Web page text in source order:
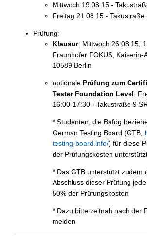
Mittwoch 19.08.15 -
Freitag 21.08.15 - Takustraße
Prüfung:
Klausur: Mittwoch 26.08.15,
Fraunhofer FOKUS, Kaiserin-
10589 Berlin
optionale Prüfung zum
Tester Foundation Level:
16:00-17:30 - Takustraße 9
* Studenten, die Bafög
German Testing Board (GTB,
testing-board.info/) für diese
der Prüfungskosten unterstützt
* Das GTB unterstützt zudem
Abschluss dieser Prüfung
50% der Prüfungskosten
* Dazu bitte zeitnah nach der
melden